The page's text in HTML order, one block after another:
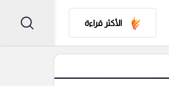
الأكثر قراءة